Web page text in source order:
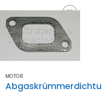
Zum
Merkzettel
hinzufügen
MOTOR